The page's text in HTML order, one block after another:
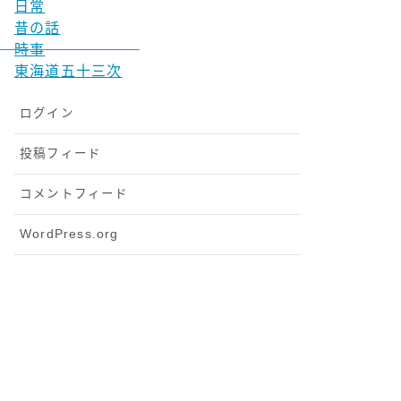
日常
昔の話
時事
東海道五十三次
ログイン
投稿フィード
コメントフィード
WordPress.org